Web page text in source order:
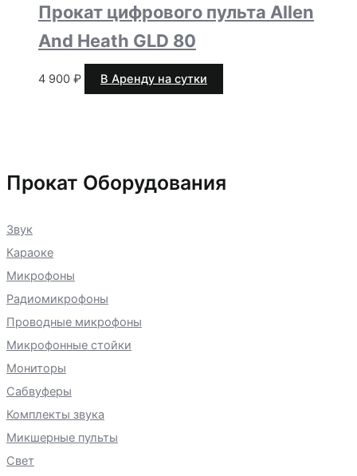
Прокат Оборудования
Звук
Караоке
Микрофоны
Радиомикрофоны
Проводные микрофоны
Микрофонные стойки
Мониторы
Сабвуферы
Комплекты звука
Микшерные пульты
Свет
Прокат цифрового пульта Allen
And Heath GLD 80
4 900 ₽ В Аренду на сутки